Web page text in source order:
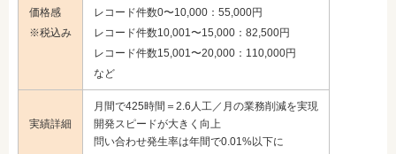
価格感
※税込み
レコード件数0〜10,000：55,000円
レコード件数10,001〜15,000：82,500円
レコード件数15,001〜20,000：110,000円
など
実績詳細
月間で425時間＝2.6人工／月の業務削減を実現
開発スピードが大きく向上
問い合わせ発生率は年間で0.01%以下に